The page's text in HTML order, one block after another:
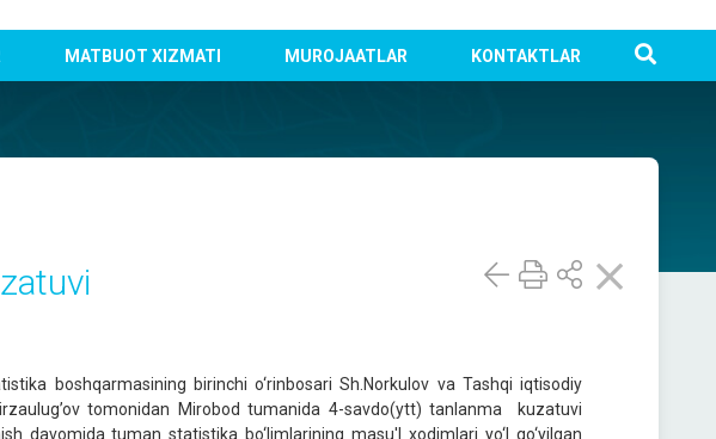
MATBUOT XIZMATI MUROJAATLAR KONTAKTLAR
boshqarmasining birinchi o‘rinbosari Sh.Norkulov va Tashqi iqtisodiy
tomonidan Mirobod tumanida 4-savdo(ytt) tanlanma kuzatuvi
davomida tuman statistika bo‘limlarining masu'l xodimlari yo‘l qo‘yilgan